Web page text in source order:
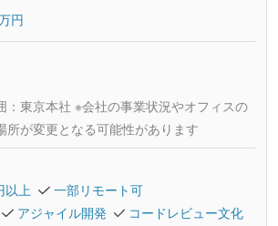
円
東京本社 ※会社の事業状況やオフィスの
所が変更となる可能性があります
以上
一部リモート可
アジャイル開発
コードレビュー文化